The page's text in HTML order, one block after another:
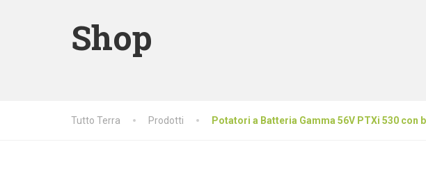
Shop
Tutto Terra Prodotti Potatori a Batteria Gamma 56V PTXi 530 con